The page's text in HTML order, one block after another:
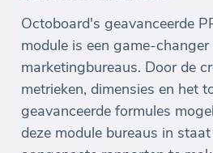
Octoboard's geavanceerde
module is een game-
marketingbureaus. Door de
metrieken, dimensies en het
geavanceerde formules
deze module bureaus in